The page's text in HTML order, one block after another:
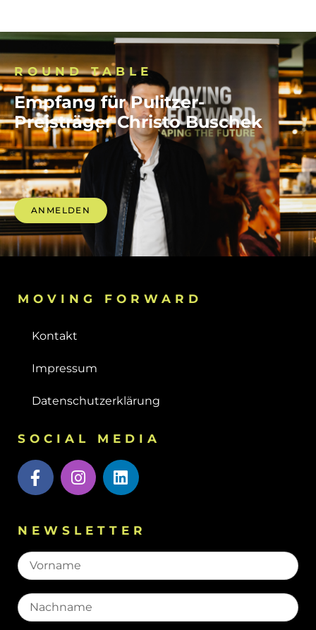
ROUND TABLE
Empfang für Pulitzer-
Preisträger Christo Buschek
ANMELDEN
MOVING FORWARD
Kontakt
Impressum
Datenschutzerklärung
SOCIAL MEDIA
NEWSLETTER